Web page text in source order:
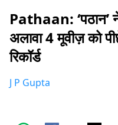
Pathaan: ‘पठान’
अलावा 4 मूवीज़ को
रिकॉर्ड
J P Gupta